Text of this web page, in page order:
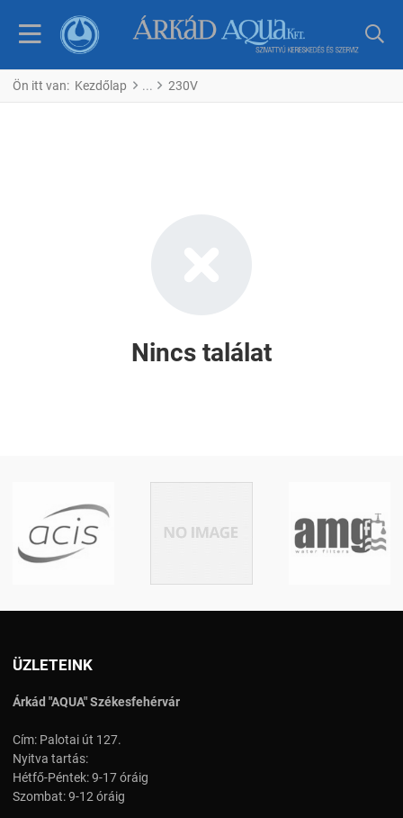
Ön itt van: Kezdőlap 230V
Nincs találat
ÜZLETEINK
Árkád "AQUA" Székesfehérvár
Cím: Palotai út 127.
Nyitva tartás:
Hétfő-Péntek: 9-17 óráig
Szombat: 9-12 óráig